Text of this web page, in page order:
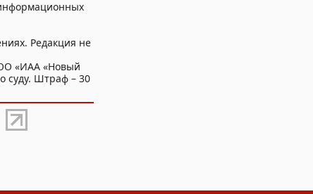
Редакция не
«ИАА «Новый
суду. Штраф – 30